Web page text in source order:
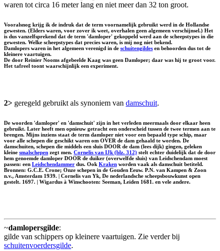
waren tot circa 16 meter lang en niet meer dan 32 ton groot.
Vooralsnog krijg ik de indruk dat de term voornamelijk gebruikt werd in de Hollandse
gewesten. (Elders waren, voor zover ik weet, overhalen geen algemeen verschijnsel.) Het
is dus vanzelfsprekend dat de term 'damloper' gekoppeld werd aan de scheepstypes in die
gewesten. Welke scheepstypes dat precies waren, is mij nog niet bekend.
Damlopers waren in het algemeen verenigd in de schuitengildes en behoorden dus tot de
kleinere vaartuigen.
De door Reinier Nooms afgebeelde Kaag was geen Damloper; daar was hij te groot voor.
Het tafreel toont waarschijnlijk een experiment.
2> geregeld gebruikt als synoniem van damschuit.
De woorden 'damloper' en 'damschuit' zijn in het verleden meermaals door elkaar heen
gebruikt. Later heeft men opnieuw getracht een onderscheid tussen de twee termen aan te
brengen. Mijns inziens staat de term damloper niet voor een bepaald type schip, maar
voor alle schepen die geschikt waren om OVER de dam gehaald te worden. De
damschuiten, schepen die middels een sluis DOOR de dam (lees dijk) gingen, geleken
kleine smalschepen zegt men. Cornelis van IJk (blz. 312) stelt echter duidelijk dat de door
hem genoemde damloper DOOR de duiker (overwelfde sluis) van Leidschendam moest
passen: een Leidschendammer dus. Ook Kraken worden vaak als damschuit betiteld.
Bronnen: G.C.E. Crone; Onze schepen in de Gouden Eeuw. P.N. van Kampen & Zoon
n.v., Amsterdam 1939. | Cornelis van Yk, De nederlandsche scheepsbouwkunst open
gestelt. 1697. | Wigardus à Winschooten: Seeman, Leiden 1681. en vele andere.
~damlopersgilde:
gilde van schippers op kleinere vaartuigen. Zie verder bij
schuitenvoerdersgilde.